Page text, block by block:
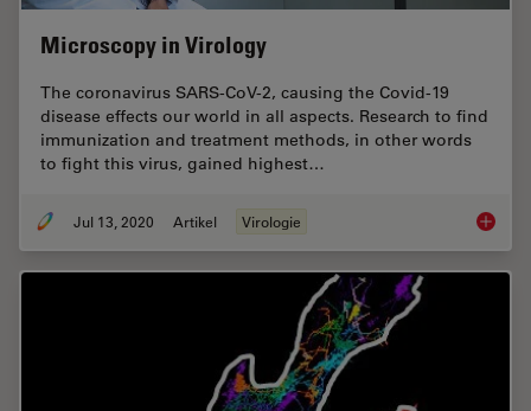
Microscopy in Virology
The coronavirus SARS-CoV-2, causing the Covid-19
disease effects our world in all aspects. Research to find
immunization and treatment methods, in other words
to fight this virus, gained highest…
Jul 13, 2020 Artikel Virologie